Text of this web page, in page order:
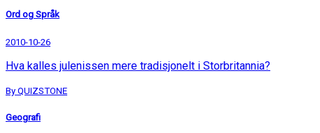
Ord og Språk
2010-10-26
Hva kalles julenissen mere tradisjonelt i Storbritannia?
By QUIZSTONE
Geografi